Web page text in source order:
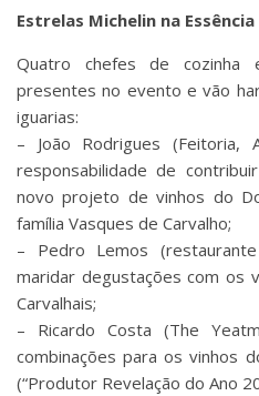
Estrelas Michelin na
Quatro chefes de cozinha
presentes no evento e vão
iguarias:
– João Rodrigues (Feitoria,
responsabilidade de
novo projeto de vinhos do
família Vasques de Carvalho;
– Pedro Lemos
maridar degustações com os
Carvalhais;
– Ricardo Costa (The
combinações para os vinhos
(“Produtor Revelação do Ano